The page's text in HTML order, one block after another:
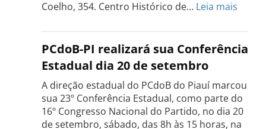
Coelho, 354. Centro Histórico de… Leia mais
do
PCdoB
Rio
do
Sul
dia
PCdoB-PI realizará sua Conferência
Estadual dia 20 de setembro
A direção estadual do PCdoB do Piauí marcou
sua 23º Conferência Estadual, como parte do
16º Congresso Nacional do Partido, no dia 20
de setembro, sábado, das 8h às 15 horas, na